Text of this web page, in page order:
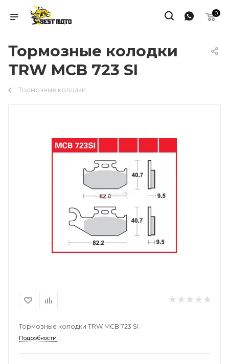
0
Тормозные колодки
TRW MCB 723 SI
Тормозные колодки
Тормозные колодки TRW MCB 723 SI
Подробности